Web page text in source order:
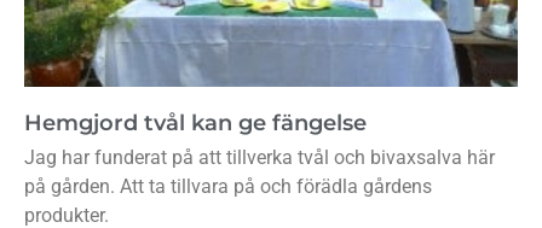
Hemgjord tvål kan ge fängelse
Jag har funderat på att tillverka tvål och bivaxsalva här
på gården. Att ta tillvara på och förädla gårdens
produkter.